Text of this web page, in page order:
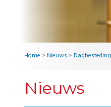
Home > Nieuws > Dagbesteding
Nieuws